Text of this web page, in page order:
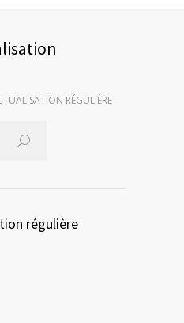
RÉGULIÈRE
régulière